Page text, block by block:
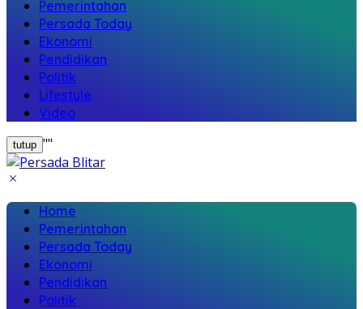
Pemerintahan
Persada Today
Ekonomi
Pendidikan
Politik
Lifestyle
Video
tutup ""
Home
Pemerintahan
Persada Today
Ekonomi
Pendidikan
Politik